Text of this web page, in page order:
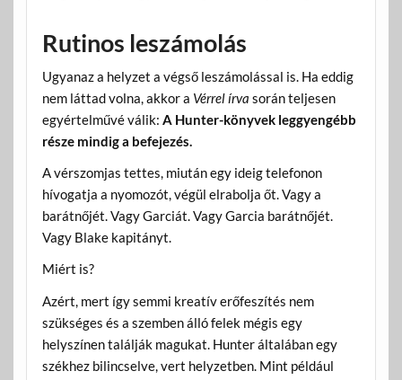
Rutinos leszámolás
Ugyanaz a helyzet a végső leszámolással is. Ha eddig
nem láttad volna, akkor a Vérrel írva során teljesen
egyértelművé válik: A Hunter-könyvek leggyengébb
része mindig a befejezés.
A vérszomjas tettes, miután egy ideig telefonon
hívogatja a nyomozót, végül elrabolja őt. Vagy a
barátnőjét. Vagy Garciát. Vagy Garcia barátnőjét.
Vagy Blake kapitányt.
Miért is?
Azért, mert így semmi kreatív erőfeszítés nem
szükséges és a szemben álló felek mégis egy
helyszínen találják magukat. Hunter általában egy
székhez bilincselve, vert helyzetben. Mint például